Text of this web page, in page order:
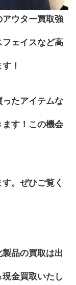
ウター買取強
ェイスなど高
！
たアイテムな
す！この機会
。ぜひご覧く
品の買取は出
金買取いたし